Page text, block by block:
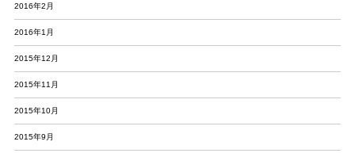
2016年2月
2016年1月
2015年12月
2015年11月
2015年10月
2015年9月